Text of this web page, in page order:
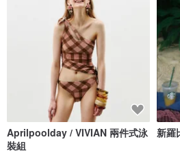
Aprilpoolday / VIVIAN 兩件式泳
裝組
新羅